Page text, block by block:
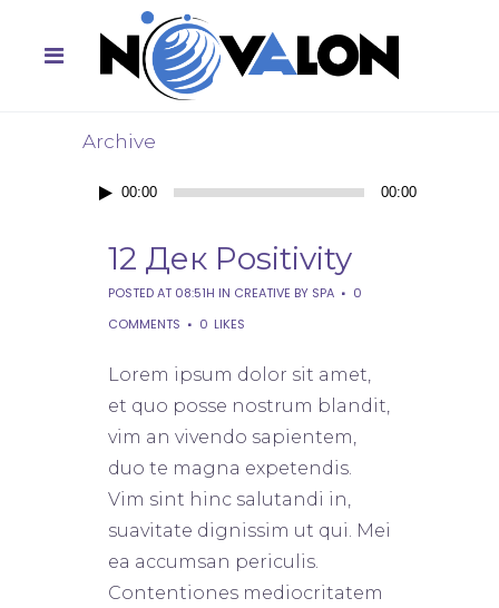
Archive
Аудиоплеер
00:00 00:00
12 Дек Positivity
POSTED AT 08:51H IN CREATIVE BY SPA
0
COMMENTS
0 LIKES
Lorem ipsum dolor sit amet,
et quo posse nostrum blandit,
vim an vivendo sapientem,
duo te magna expetendis.
Vim sint hinc salutandi in,
suavitate dignissim ut qui. Mei
ea accumsan periculis.
Contentiones mediocritatem